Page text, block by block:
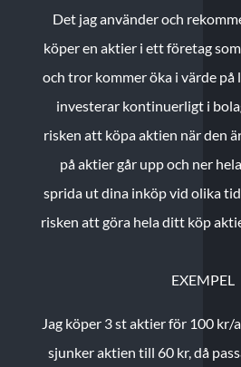
Det jag använder och
köper en aktier i ett företag
och tror kommer öka i värde på
investerar kontinuerligt i
risken att köpa aktien när den
på aktier går upp och ner
sprida ut dina inköp vid olika
risken att göra hela ditt köp
EXEMPEL
Jag köper 3 st aktier för 100 kr/
sjunker aktien till 60 kr, då